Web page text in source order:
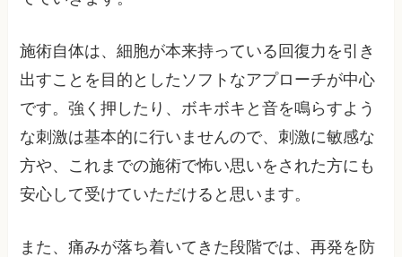
施術自体は、細胞が本来持っている回復力を引き
出すことを目的としたソフトなアプローチが中心
です。強く押したり、ボキボキと音を鳴らすよう
な刺激は基本的に行いませんので、刺激に敏感な
方や、これまでの施術で怖い思いをされた方にも
安心して受けていただけると思います。
また、痛みが落ち着いてきた段階では、再発を防